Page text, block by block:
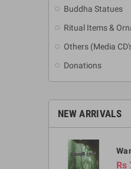
Buddha Statues
Ritual Items &
Others (Media
Donations
NEW ARRIVALS
Rs